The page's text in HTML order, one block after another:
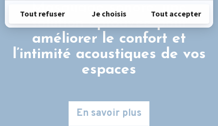
Masquage sonore: une
solution éprouvée pour
améliorer le confort et
l’intimité acoustiques de vos
espaces
En savoir plus